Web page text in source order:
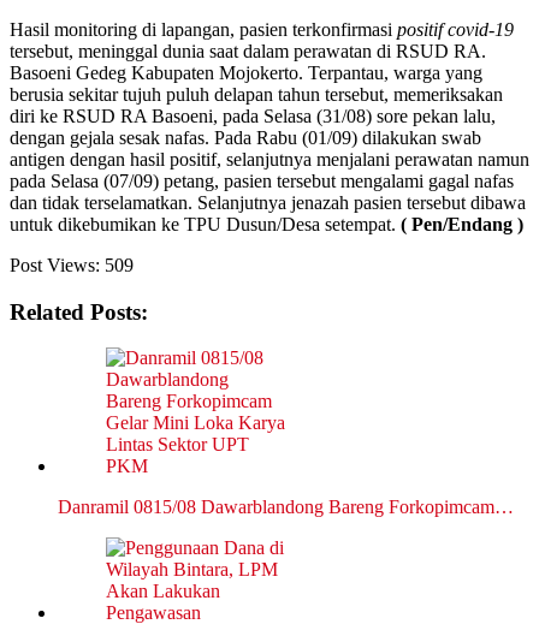
Hasil monitoring di lapangan, pasien terkonfirmasi positif covid-19
tersebut, meninggal dunia saat dalam perawatan di RSUD RA.
Basoeni Gedeg Kabupaten Mojokerto. Terpantau, warga yang
berusia sekitar tujuh puluh delapan tahun tersebut, memeriksakan
diri ke RSUD RA Basoeni, pada Selasa (31/08) sore pekan lalu,
dengan gejala sesak nafas. Pada Rabu (01/09) dilakukan swab
antigen dengan hasil positif, selanjutnya menjalani perawatan namun
pada Selasa (07/09) petang, pasien tersebut mengalami gagal nafas
dan tidak terselamatkan. Selanjutnya jenazah pasien tersebut dibawa
untuk dikebumikan ke TPU Dusun/Desa setempat. ( Pen/Endang )
Post Views: 509
Related Posts:
Danramil 0815/08 Dawarblandong Bareng Forkopimcam…